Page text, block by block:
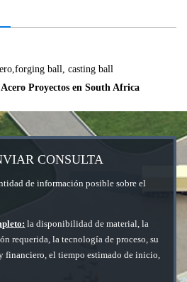
Proyectos en South Africa
CONSULTA
de información posible sobre el
la disponibilidad de material, la
requerida, la tecnología de proceso, su
financiero, el tiempo estimado de inicio,